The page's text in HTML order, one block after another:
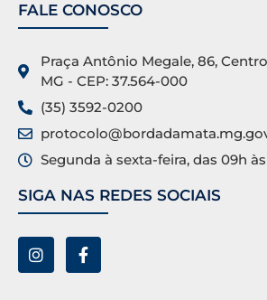
FALE CONOSCO
Praça Antônio Megale, 86,
MG - CEP: 37.564-000
(35) 3592-0200
Segunda à sexta-feira, das 09h às
SIGA NAS REDES SOCIAIS